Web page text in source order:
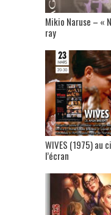
Mikio Naruse – «
ray
WIVES (1975) au
l’écran